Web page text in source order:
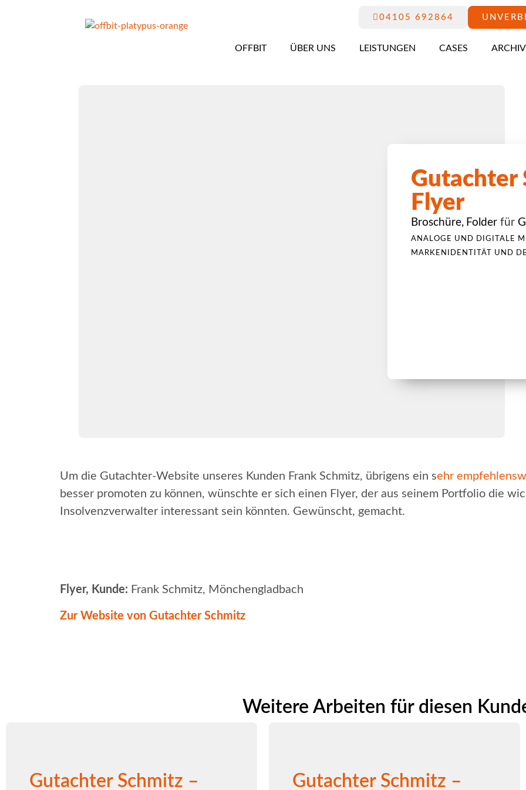
04105 692864
OFFBIT ÜBER UNS LEISTUNGEN CASES ARCHIV
Gutachter
Flyer
Broschüre, Folder für
ANALOGE UND DIGITALE
MARKENIDENTITÄT UND
Um die Gutachter-Website unseres Kunden Frank Schmitz, übrigens ein sehr
besser promoten zu können, wünschte er sich einen Flyer, der aus seinem Portfolio die
Insolvenzverwalter interessant sein könnten. Gewünscht, gemacht.
Flyer, Kunde: Frank Schmitz, Mönchengladbach
Zur Website von Gutachter Schmitz
Weitere Arbeiten für diesen
Gutachter Schmitz –
Gutachter Schmitz –